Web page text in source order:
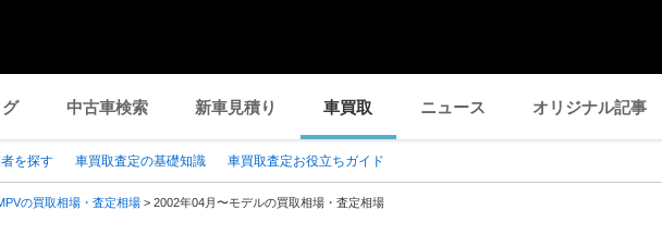
中古車検索 新車見積り 車買取 ニュース オリジナル記事
を探す 車買取査定の基礎知識 車買取査定お役立ちガイド
の買取相場・査定相場 > 2002年04月〜モデルの買取相場・査定相場